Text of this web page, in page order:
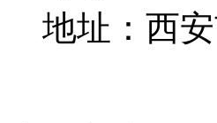
地址：西